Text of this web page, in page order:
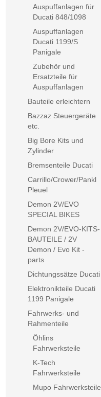
Auspuffanlagen für
Ducati 848/1098
Auspuffanlagen
Ducati 1199/S
Panigale
Zubehör und
Ersatzteile für
Auspuffanlagen
Bauteile erleichtern
Bazzaz Steuergeräte
etc.
Big Bore Kits und
Zylinder
Bremsenteile Ducati
Carrillo/Crower/Pankl
Pleuel
Demon 2V/EVO
SPECIAL BIKES
Demon 2V/EVO-KITS-
BAUTEILE / 2V
Demon / Evo Kit -
parts
Dichtungssätze Ducati
Elektronikteile Ducati
1199 Panigale
Fahrwerks- und
Rahmenteile
Öhlins
Fahrwerksteile
K-Tech
Fahrwerksteile
Mupo Fahrwerksteile